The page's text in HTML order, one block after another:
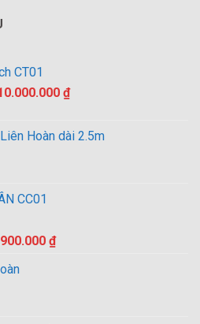
CT01
₫.
₫Giá
là:
Hoàn dài 2.5m
CC01
₫Giá